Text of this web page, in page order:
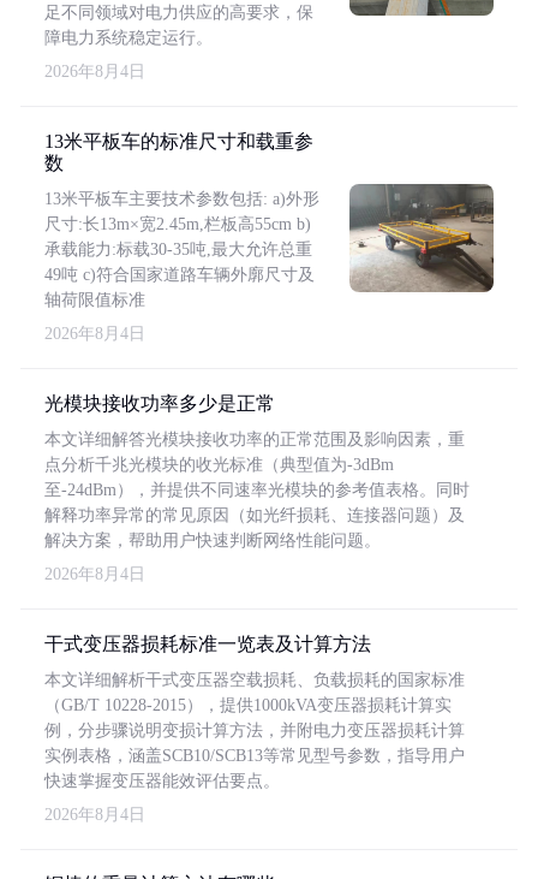
足不同领域对电力供应的高要求，保
障电力系统稳定运行。
2026年8月4日
13米平板车的标准尺寸和载重参
数
13米平板车主要技术参数包括: a)外形
尺寸:长13m×宽2.45m,栏板高55cm b)
承载能力:标载30-35吨,最大允许总重
49吨 c)符合国家道路车辆外廓尺寸及
轴荷限值标准
2026年8月4日
光模块接收功率多少是正常
本文详细解答光模块接收功率的正常范围及影响因素，重
点分析千兆光模块的收光标准（典型值为-3dBm
至-24dBm），并提供不同速率光模块的参考值表格。同时
解释功率异常的常见原因（如光纤损耗、连接器问题）及
解决方案，帮助用户快速判断网络性能问题。
2026年8月4日
干式变压器损耗标准一览表及计算方法
本文详细解析干式变压器空载损耗、负载损耗的国家标准
（GB/T 10228-2015），提供1000kVA变压器损耗计算实
例，分步骤说明变损计算方法，并附电力变压器损耗计算
实例表格，涵盖SCB10/SCB13等常见型号参数，指导用户
快速掌握变压器能效评估要点。
2026年8月4日